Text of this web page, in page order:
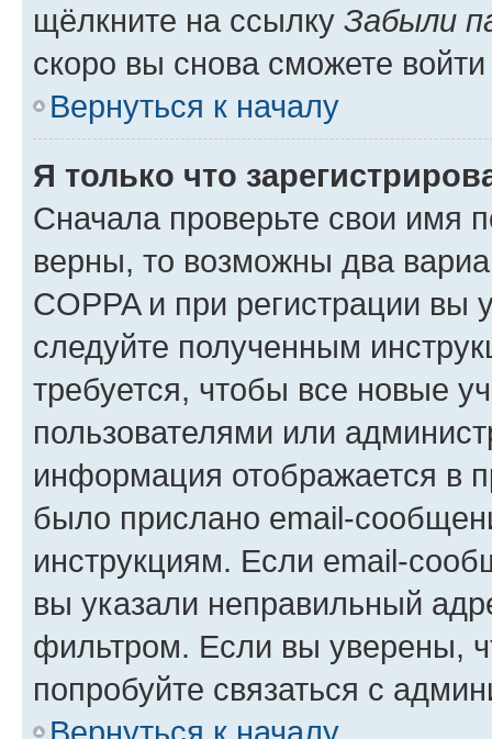
щёлкните на ссылку Забыли
скоро вы снова сможете
Вернуться к началу
Я только что
Сначала проверьте свои имя
верны, то возможны два
COPPA и при регистрации вы
следуйте полученным
требуется, чтобы все новые
пользователями или
информация отображается в
было прислано email-
инструкциям. Если email-
вы указали неправильный
фильтром. Если вы уверены,
попробуйте связаться с
Вернуться к началу